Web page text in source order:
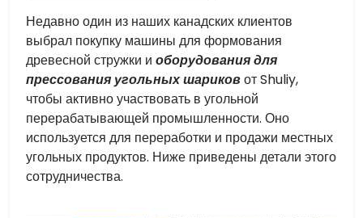
Недавно один из наших канадских клиентов
выбрал покупку машины для формования
древесной стружки и оборудования для
прессования угольных шариковот Shuliy,
чтобы активно участвовать в угольной
перерабатывающей промышленности. Оно
используется для переработки и продажи местных
угольных продуктов. Ниже приведены детали этого
сотрудничества.